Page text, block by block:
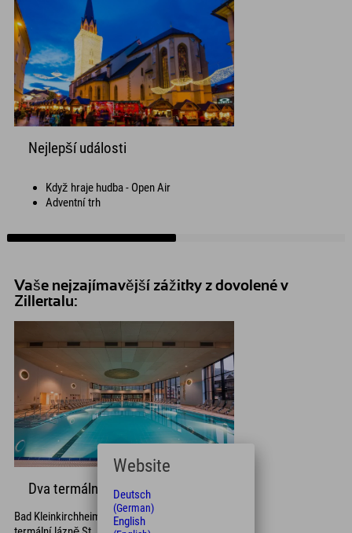
Nejlepší události
Když hraje hudba - Open Air
Adventní trh
Vaše nejzajímavější zážitky z dovolené v
Zillertalu:
Dva termální lázně na výběr
Bad Kleinkirchheim nabízí dvoje termální lázně:
Website
Deutsch
(German)
English